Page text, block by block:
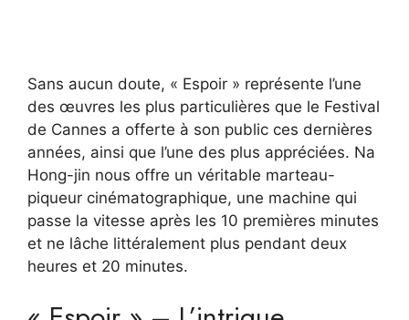
Sans aucun doute, « Espoir » représente l’une
des œuvres les plus particulières que le Festival
de Cannes a offerte à son public ces dernières
années, ainsi que l’une des plus appréciées. Na
Hong-jin nous offre un véritable marteau-
piqueur cinématographique, une machine qui
passe la vitesse après les 10 premières minutes
et ne lâche littéralement plus pendant deux
heures et 20 minutes.